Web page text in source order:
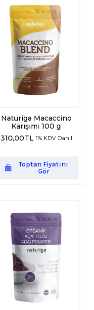
Naturiga Macaccino
Karışımı 100 g
310,00TL 1% KDV Dahil
Toptan Fiyatını
Gör